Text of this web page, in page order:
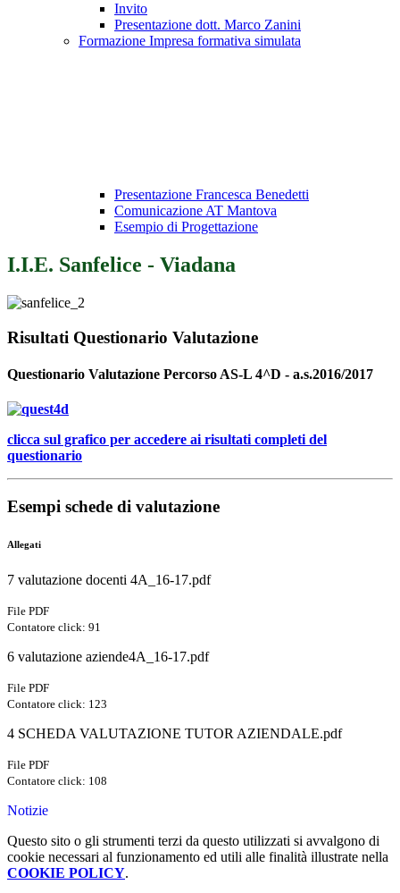
Invito
Presentazione dott. Marco Zanini
Formazione Impresa formativa simulata
Presentazione Francesca Benedetti
Comunicazione AT Mantova
Esempio di Progettazione
I.I.E. Sanfelice - Viadana
Risultati Questionario Valutazione
Questionario Valutazione Percorso AS-L 4^D - a.s.2016/2017
clicca sul grafico per accedere ai risultati completi del
questionario
Esempi schede di valutazione
Allegati
7 valutazione docenti 4A_16-17.pdf
File PDF
Contatore click: 91
6 valutazione aziende4A_16-17.pdf
File PDF
Contatore click: 123
4 SCHEDA VALUTAZIONE TUTOR AZIENDALE.pdf
File PDF
Contatore click: 108
Notizie
Questo sito o gli strumenti terzi da questo utilizzati si avvalgono di
cookie necessari al funzionamento ed utili alle finalità illustrate nella
COOKIE POLICY.